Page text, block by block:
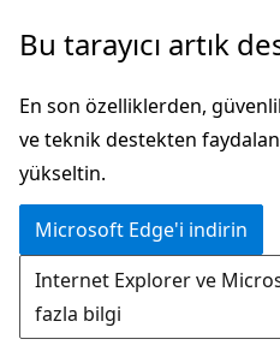
Ana
atla
Bu tarayıcı artık
En son özelliklerden,
ve teknik destekten
yükseltin.
Microsoft Edge'i indirin
Internet Explorer ve
fazla bilgi